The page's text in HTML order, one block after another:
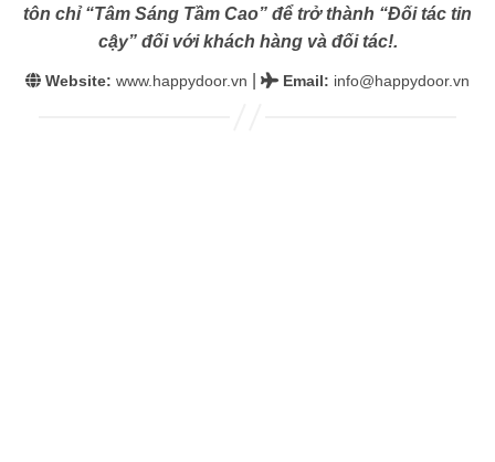
tôn chỉ “Tâm Sáng Tầm Cao” để trở thành “Đối tác tin
cậy” đối với khách hàng và đối tác!.
Website: www.happydoor.vn Email: info@happydoor.vn